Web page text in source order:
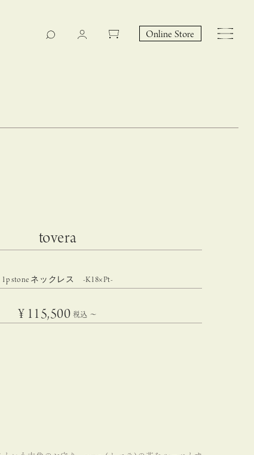
CASUCAと満島ひかりの
コラボレーションブランド
EY Collection 誕生のお知らせ 山際恵美子さん × CAS
UCA
Online Store
tovera
1p stone ネックレス -K18×Pt-
¥ 115,500 税込 〜